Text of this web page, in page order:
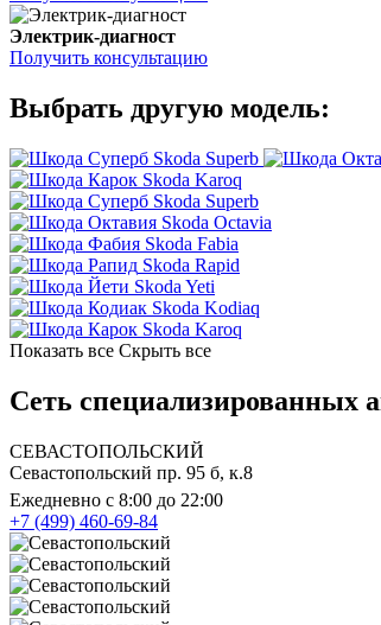
Электрик-диагност
Получить консультацию
Выбрать другую модель:
Skoda Superb
Skoda Karoq
Skoda Superb
Skoda Octavia
Skoda Fabia
Skoda Rapid
Skoda Yeti
Skoda Kodiaq
Skoda Karoq
Показать все Скрыть все
Сеть специализированных
СЕВАСТОПОЛЬСКИЙ
Севастопольский пр. 95 б, к.8
Ежедневно с 8:00 до 22:00
+7 (499) 460-69-84